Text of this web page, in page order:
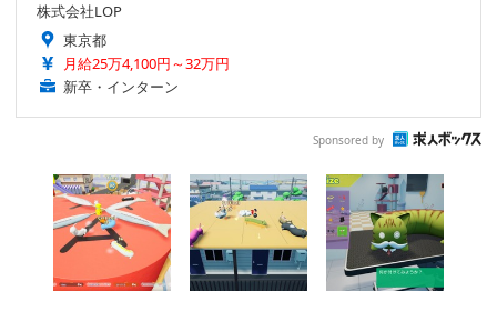
株式会社LOP
東京都
月給25万4,100円～32万円
新卒・インターン
Sponsored by